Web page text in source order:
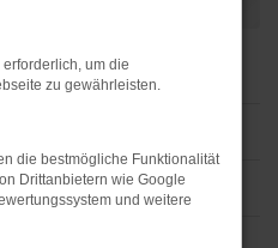
um die
zu gewährleisten.
die bestmögliche Funktionalität
Drittanbietern wie Google
und weitere